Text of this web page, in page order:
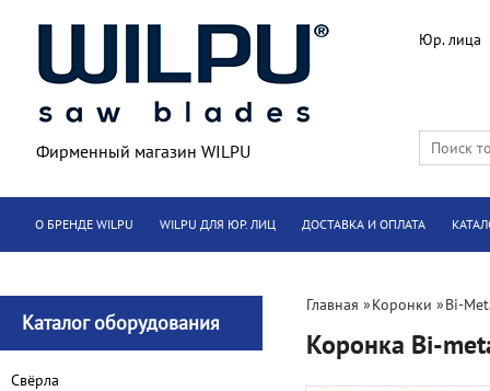
Фирменный магазин WILPU
Юр. лица
О БРЕНДЕ WILPU WILPU ДЛЯ ЮР. ЛИЦ ДОСТАВКА И ОПЛАТА
Каталог оборудования
Cвёрла
Главная »Коронки »Bi-
Коронка Bi-